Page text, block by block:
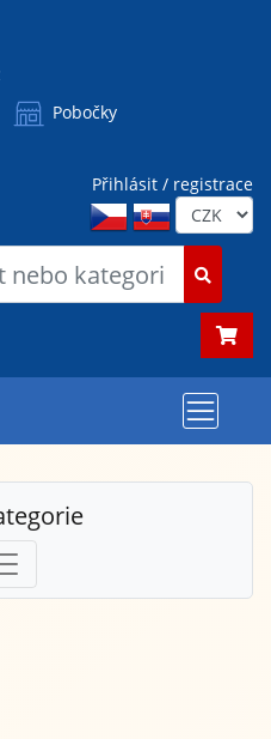
Pobočky
Přihlásit / registrace